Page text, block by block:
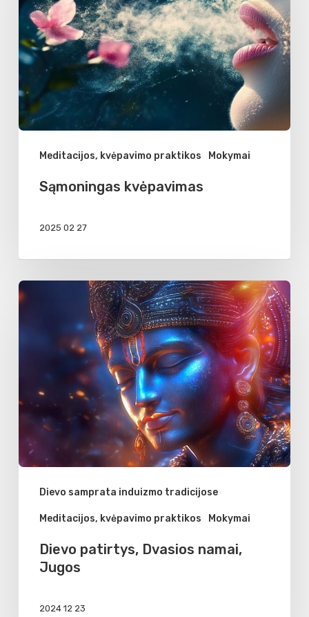
Meditacijos, kvėpavimo praktikos Mokymai
Sąmoningas kvėpavimas
2025 02 27
Dievo samprata induizmo tradicijose
Meditacijos, kvėpavimo praktikos Mokymai
Dievo
Dievo patirtys, Dvasios namai,
Jugos
2024 12 23